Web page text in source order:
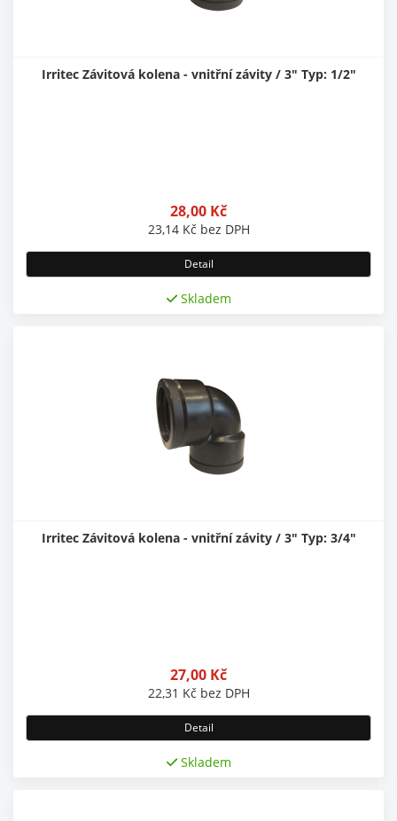
Irritec Závitová kolena - vnitřní závity / 3" Typ: 1/2"
28,00 Kč
23,14 Kč bez DPH
Detail
Skladem
Irritec Závitová kolena - vnitřní závity / 3" Typ: 3/4"
27,00 Kč
22,31 Kč bez DPH
Detail
Skladem